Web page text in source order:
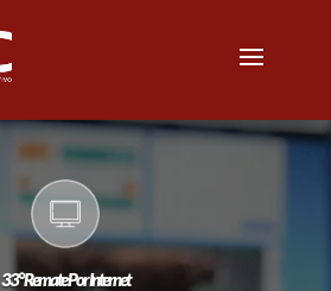
33° Remate Por Internet